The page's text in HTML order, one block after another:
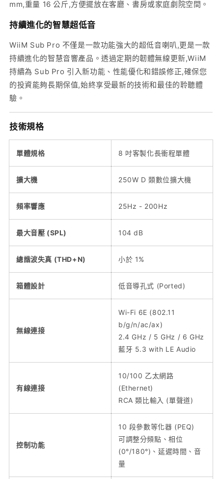
mm,重量 16 公斤,方便擺放在客廳、書房或家庭劇院空間。
持續進化的智慧超低音
WiiM Sub Pro 不僅是一款功能強大的超低音喇叭,更是一款
持續進化的智慧音響產品。透過定期的韌體無線更新,WiiM
持續為 Sub Pro 引入新功能、性能優化和錯誤修正,確保您
的投資能夠長期保值,始終享受最新的技術和最佳的聆聽體
驗。
技術規格
單體規格 8 吋客製化長衝程單體
擴大機 250W D 類數位擴大機
頻率響應 25Hz - 200Hz
最大音壓 (SPL) 104 dB
總諧波失真 (THD+N) 小於 1%
箱體設計 低音導孔式 (Ported)
無線連接
Wi-Fi 6E (802.11
b/g/n/ac/ax)
2.4 GHz / 5 GHz / 6 GHz
藍牙 5.3 with LE Audio
有線連接
10/100 乙太網路
(Ethernet)
RCA 類比輸入 (單聲道)
控制功能
10 段參數等化器 (PEQ)
可調整分頻點、相位
(0°/180°)、延遲時間、音
量